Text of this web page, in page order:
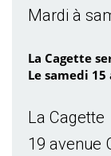
Mardi à
La Cagette
Le samedi 15
La Cagette
19 avenue